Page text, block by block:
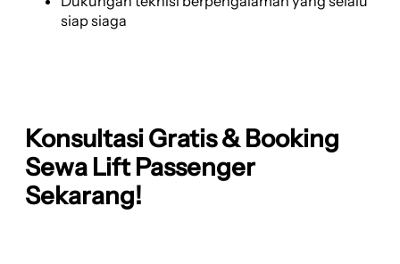
siap siaga
Konsultasi Gratis & Booking
Sewa Lift Passenger
Sekarang!